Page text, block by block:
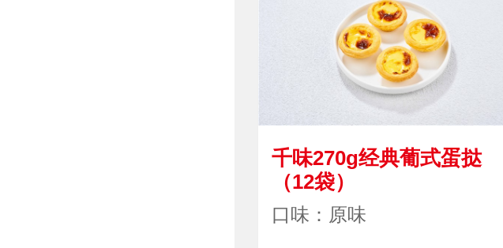
千味270g经典葡式蛋挞
（12袋）
口味：原味